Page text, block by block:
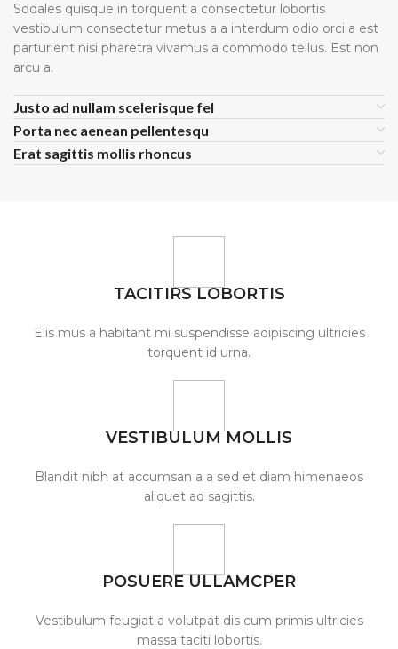
Sodales quisque in torquent a consectetur lobortis
vestibulum consectetur metus a a interdum odio orci a est
parturient nisi pharetra vivamus a commodo tellus. Est non
arcu a.
Justo ad nullam scelerisque fel
Porta nec aenean pellentesqu
Erat sagittis mollis rhoncus
TACITIRS LOBORTIS
Elis mus a habitant mi suspendisse adipiscing ultricies
torquent id urna.
VESTIBULUM MOLLIS
Blandit nibh at accumsan a a sed et diam himenaeos
aliquet ad sagittis.
POSUERE ULLAMCPER
Vestibulum feugiat a volutpat dis cum primis ultricies
massa taciti lobortis.